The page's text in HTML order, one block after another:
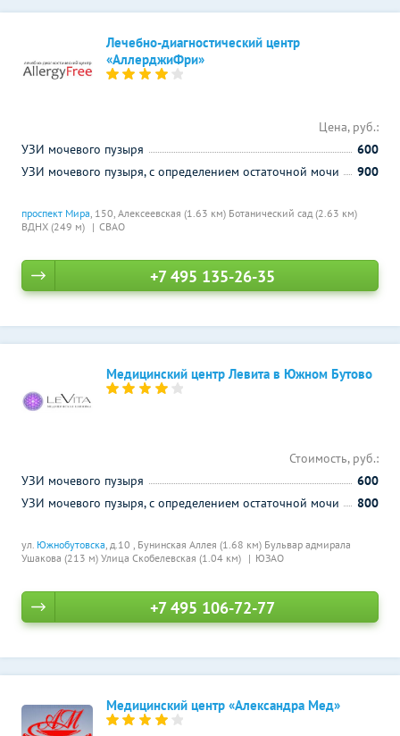
Лечебно-диагностический центр
«АллерджиФри»
проспект Мира, 150, Алексеевская (1.63 км) Ботанический сад (2.63 км)
ВДНХ (249 м)
СВАО
Цена, руб.:
УЗИ мочевого пузыря
600
УЗИ мочевого пузыря, с определением остаточной мочи
900
+7 495 135-26-35
Медицинский центр Левита в Южном Бутово
ул. Южнобутовска, д.10 , Бунинская Аллея (1.68 км) Бульвар адмирала
Ушакова (213 м) Улица Скобелевская (1.04 км) ЮЗАО
Стоимость, руб.:
УЗИ мочевого пузыря
600
УЗИ мочевого пузыря, с определением остаточной мочи
800
+7 495 106-72-77
Медицинский центр «Александра Мед»